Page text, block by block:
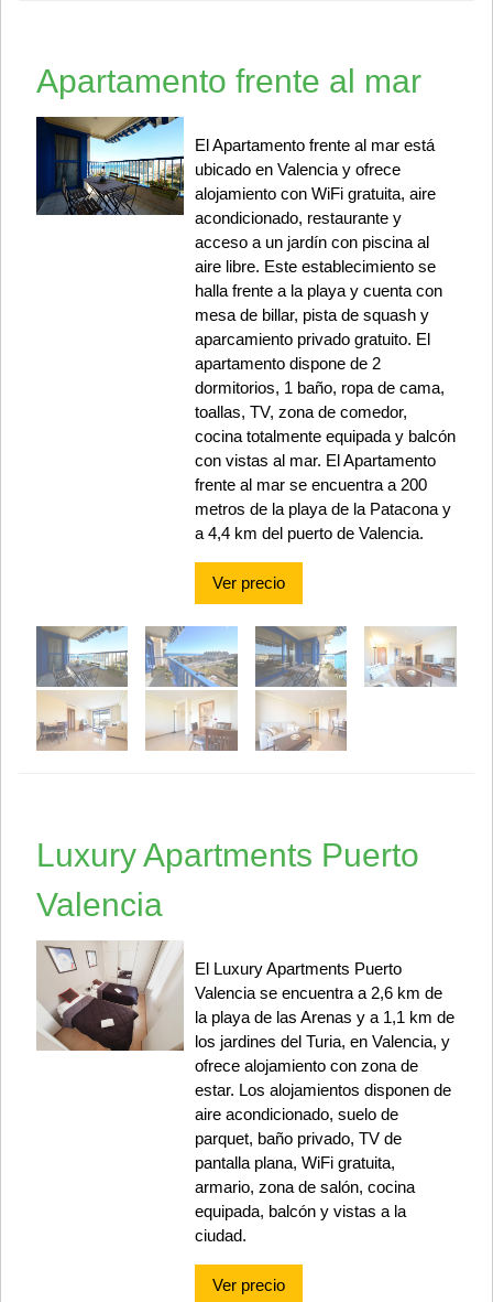
Apartamento frente al mar
El Apartamento frente al mar está
ubicado en Valencia y ofrece
alojamiento con WiFi gratuita, aire
acondicionado, restaurante y
acceso a un jardín con piscina al
aire libre. Este establecimiento se
halla frente a la playa y cuenta con
mesa de billar, pista de squash y
aparcamiento privado gratuito. El
apartamento dispone de 2
dormitorios, 1 baño, ropa de cama,
toallas, TV, zona de comedor,
cocina totalmente equipada y balcón
con vistas al mar. El Apartamento
frente al mar se encuentra a 200
metros de la playa de la Patacona y
a 4,4 km del puerto de Valencia.
Ver precio
Luxury Apartments Puerto
Valencia
El Luxury Apartments Puerto
Valencia se encuentra a 2,6 km de
la playa de las Arenas y a 1,1 km de
los jardines del Turia, en Valencia, y
ofrece alojamiento con zona de
estar. Los alojamientos disponen de
aire acondicionado, suelo de
parquet, baño privado, TV de
pantalla plana, WiFi gratuita,
armario, zona de salón, cocina
equipada, balcón y vistas a la
ciudad.
Ver precio